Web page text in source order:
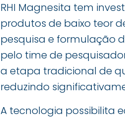
RHI Magnesita tem
produtos de baixo teor
pesquisa e formulação
pelo time de
a etapa tradicional de
reduzindo
A tecnologia possibilita